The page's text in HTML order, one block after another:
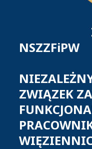
NSZZFiPW
ZWIĄZEK